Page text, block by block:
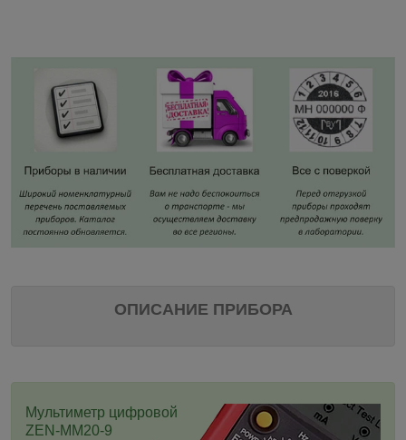
ОПИСАНИЕ ПРИБОРА
Мультиметр цифровой
ZEN-MM20-9